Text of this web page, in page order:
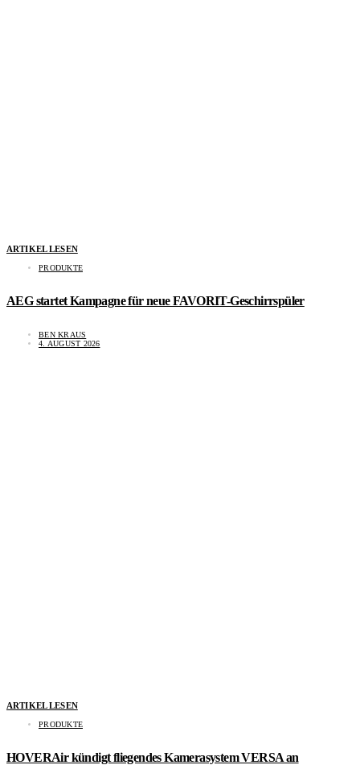
ARTIKEL LESEN
PRODUKTE
AEG startet Kampagne für neue FAVORIT-Geschirrspüler
BEN KRAUS
4. AUGUST 2026
ARTIKEL LESEN
PRODUKTE
HOVERAir kündigt fliegendes Kamerasystem VERSA an